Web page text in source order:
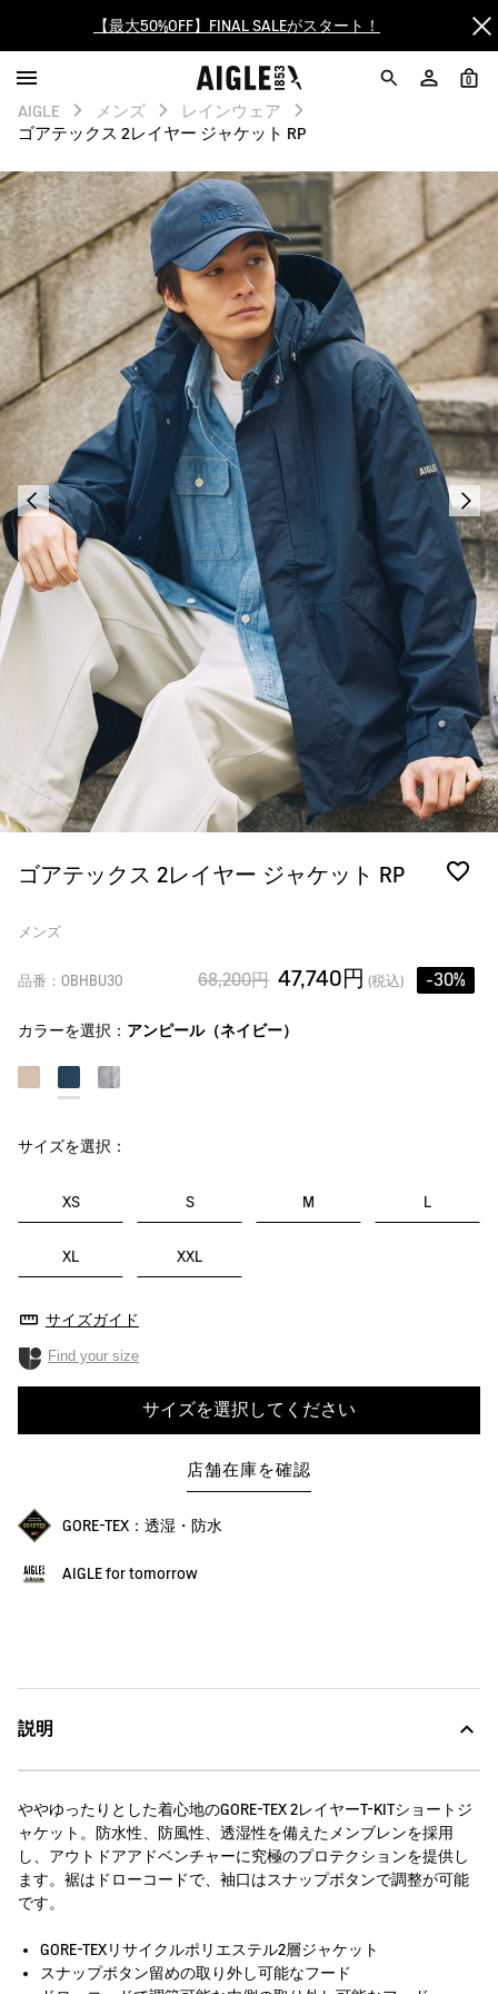
ログイン/会員登録で送料＆返品無料
AIGLE CLUB ポイントサービス終了のお知らせ
【最大50%OFF】FINAL SALEがスタート！
ログイン/会員登録で送料＆返品無料
AIGLE CLUB ポイントサービス終了のお知らせ
0
AIGLE メンズ
レインウェア
ゴアテックス 2レイヤー ジャケット RP
ゴアテックス 2レイヤー ジャケット RP
メンズ
品番：OBHBU30 68,200円 47,740円 (税込) -30%
カラーを選択： アンピール（ネイビー）
サイズを選択：
XS S M L
XL XXL
サイズガイド
Find your size
サイズを選択してください
店舗在庫を確認
GORE-TEX：透湿・防水
AIGLE for tomorrow
説明
ややゆったりとした着心地のGORE-TEX 2レイヤーT-KITショートジ
ャケット。防水性、防風性、透湿性を備えたメンブレンを採用
し、アウトドアアドベンチャーに究極のプロテクションを提供し
ます。裾はドローコードで、袖口はスナップボタンで調整が可能
です。
GORE-TEXリサイクルポリエステル2層ジャケット
スナップボタン留めの取り外し可能なフード